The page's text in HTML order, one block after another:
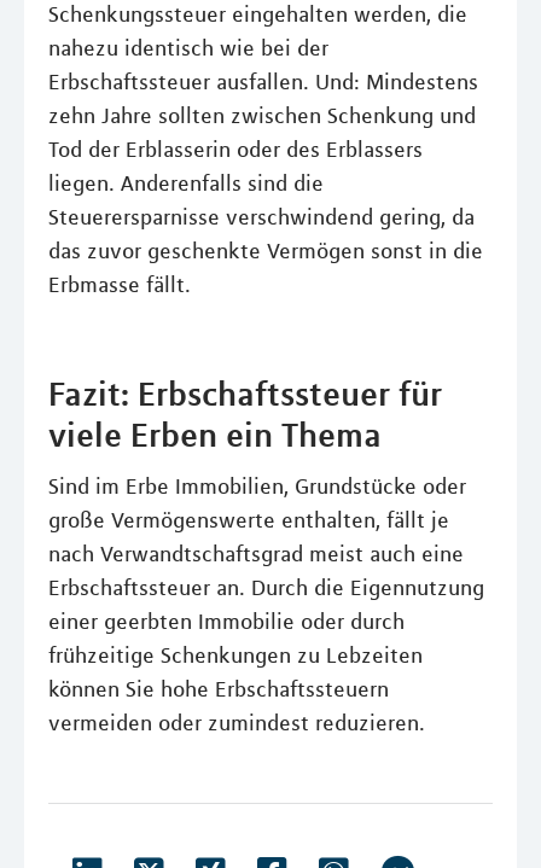
Schenkungssteuer eingehalten werden, die
nahezu identisch wie bei der
Erbschaftssteuer ausfallen. Und: Mindestens
zehn Jahre sollten zwischen Schenkung und
Tod der Erblasserin oder des Erblassers
liegen. Anderenfalls sind die
Steuerersparnisse verschwindend gering, da
das zuvor geschenkte Vermögen sonst in die
Erbmasse fällt.
Fazit: Erbschaftssteuer für
viele Erben ein Thema
Sind im Erbe Immobilien, Grundstücke oder
große Vermögenswerte enthalten, fällt je
nach Verwandtschaftsgrad meist auch eine
Erbschaftssteuer an. Durch die Eigennutzung
einer geerbten Immobilie oder durch
frühzeitige Schenkungen zu Lebzeiten
können Sie hohe Erbschaftssteuern
vermeiden oder zumindest reduzieren.